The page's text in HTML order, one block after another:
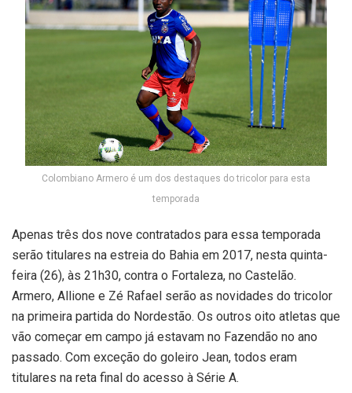
Colombiano Armero é um dos destaques do tricolor para esta
temporada
Apenas três dos nove contratados para essa temporada
serão titulares na estreia do Bahia em 2017, nesta quinta-
feira (26), às 21h30, contra o Fortaleza, no Castelão.
Armero, Allione e Zé Rafael serão as novidades do tricolor
na primeira partida do Nordestão. Os outros oito atletas que
vão começar em campo já estavam no Fazendão no ano
passado. Com exceção do goleiro Jean, todos eram
titulares na reta final do acesso à Série A.